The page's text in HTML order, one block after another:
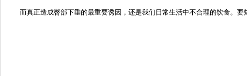
而真正造成臀部下垂的最重要诱因，还是我们日常生活中不合理的饮食。